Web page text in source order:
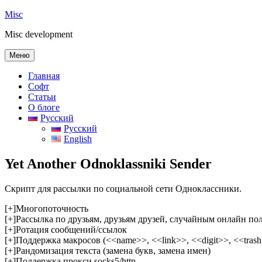
Перейти
содержимому
Misc
Misc development
Меню
Главная
Софт
Статьи
О блоге
Русский
Русский
English
Yet Another Odnoklassniki Sender
Скрипт для рассылки по социальной сети Одноклассники.
[+]Многопоточность
[+]Рассылка по друзьям, друзьям друзей, случайным онлайн
[+]Ротация сообщений/ссылок
[+]Поддержка макросов (<<name>>, <<link>>, <<digit>>,
[+]Рандомизация текста (замена букв, замена имен)